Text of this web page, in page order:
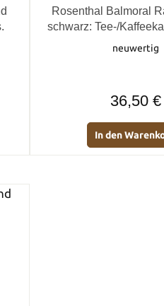
0 von 5 Sternen
Durchschnittliche
Rosenthal Balmoral
schwarz: Tee-/
Pers.
neuwertig
36,50 €
In den